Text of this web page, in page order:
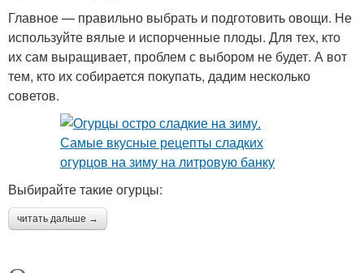
Главное — правильно выбрать и подготовить овощи. Не
используйте вялые и испорченные плоды. Для тех, кто
их сам выращивает, проблем с выбором не будет. А вот
тем, кто их собирается покупать, дадим несколько
советов.
Выбирайте такие огурцы:
читать дальше →